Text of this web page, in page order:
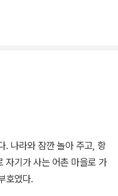
아버지가 사는 어촌으로
달콤한 카푸치노 향기 대신
도시 깍쟁이’ 취급하며 텃세
이다. 그러나 얼마 지나지
나라와 친구들은 맑고 푸른
는 자연 속에서 정직하게 일
마음을 열게 되는데….
. 나라와 잠깐 놀아 주고, 항
자기가 사는 어촌 마을로 가
호였다.